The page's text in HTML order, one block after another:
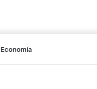
Economía